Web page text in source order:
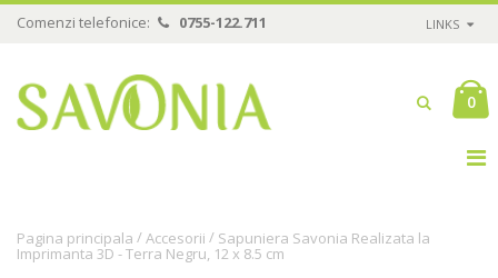
Comenzi telefonice: 0755-122.711 LINKS
0
Pagina principala /Accesorii / Sapuniera Savonia Realizata la
Imprimanta 3D - Terra Negru, 12 x 8.5 cm